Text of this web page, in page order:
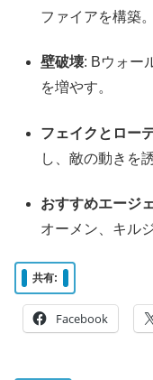
ファイアを構築。
壁破壊: Bウォー
を増やす。
フェイクとロー
し、敵の動きを
おすすめエージ
オーメン、キル
共有:
Facebook